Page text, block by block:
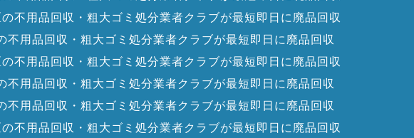
不用品回収・粗大ゴミ処分業者クラブが最短即日に廃品回収
不用品回収・粗大ゴミ処分業者クラブが最短即日に廃品回収
不用品回収・粗大ゴミ処分業者クラブが最短即日に廃品回収
不用品回収・粗大ゴミ処分業者クラブが最短即日に廃品回収
不用品回収・粗大ゴミ処分業者クラブが最短即日に廃品回収
不用品回収・粗大ゴミ処分業者クラブが最短即日に廃品回収